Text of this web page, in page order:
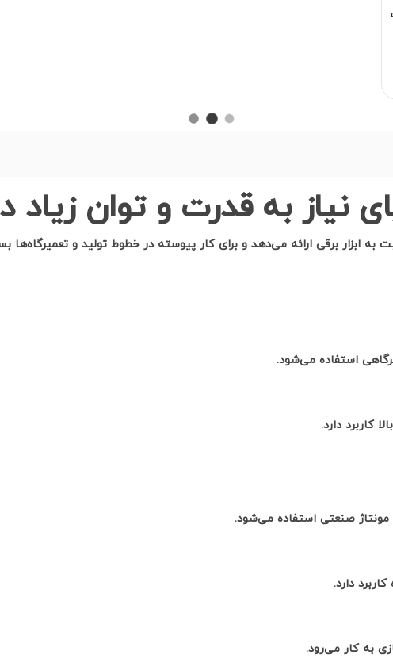
نیاز به قدرت و توان زیاد
به ابزار برقی ارائه می‌دهد و برای کار پیوسته در خطوط تولید و
استفاده می‌شود.
کاربرد دارد.
صنعتی استفاده می‌شود.
دارد.
به کار می‌رود.